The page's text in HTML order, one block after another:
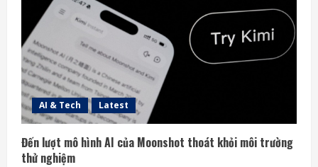
AI & Tech Latest
Đến lượt mô hình AI của Moonshot thoát khỏi môi trường
thử nghiệm